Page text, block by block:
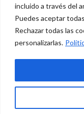
incluido a través del
Puedes aceptar
Rechazar todas las
personalizarlas.
© 2026
Aviso legal
Política